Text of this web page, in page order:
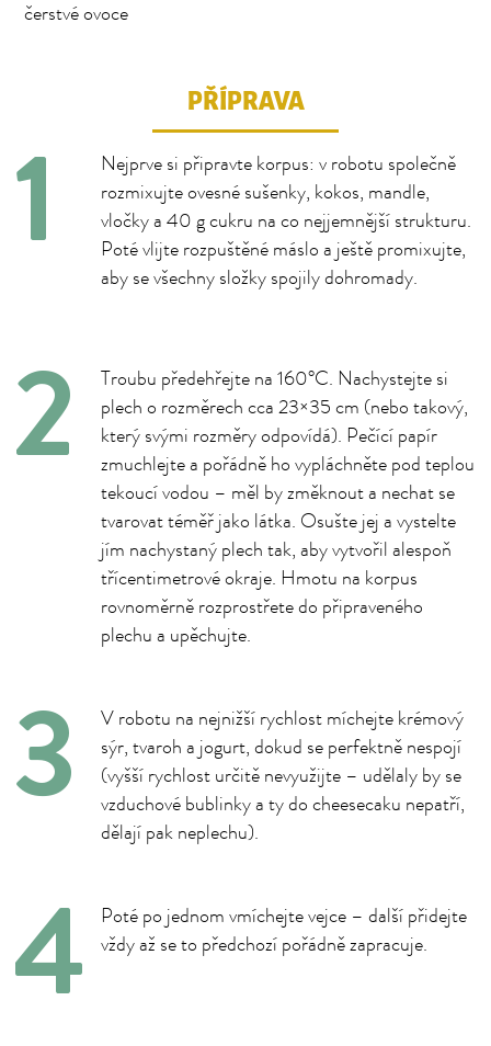
čerstvé ovoce
PŘÍPRAVA
Nejprve si připravte korpus: v robotu společně
rozmixujte ovesné sušenky, kokos, mandle,
vločky a 40 g cukru na co nejjemnější strukturu.
Poté vlijte rozpuštěné máslo a ještě promixujte,
aby se všechny složky spojily dohromady.
Troubu předehřejte na 160°C. Nachystejte si
plech o rozměrech cca 23×35 cm (nebo takový,
který svými rozměry odpovídá). Pečící papír
zmuchlejte a pořádně ho vypláchněte pod teplou
tekoucí vodou – měl by změknout a nechat se
tvarovat téměř jako látka. Osušte jej a vystelte
jím nachystaný plech tak, aby vytvořil alespoň
třícentimetrové okraje. Hmotu na korpus
rovnoměrně rozprostřete do připraveného
plechu a upěchujte.
V robotu na nejnižší rychlost míchejte krémový
sýr, tvaroh a jogurt, dokud se perfektně nespojí
(vyšší rychlost určitě nevyužijte – udělaly by se
vzduchové bublinky a ty do cheesecaku nepatří,
dělají pak neplechu).
Poté po jednom vmíchejte vejce – další přidejte
vždy až se to předchozí pořádně zapracuje.